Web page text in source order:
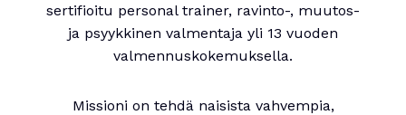
sertifioitu personal trainer, ravinto-, muutos-
ja psyykkinen valmentaja yli 13 vuoden
valmennuskokemuksella.
Missioni on tehdä naisista vahvempia,